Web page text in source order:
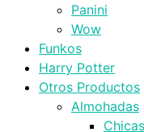
Panini
Wow
Funkos
Harry Potter
Otros Productos
Almohadas